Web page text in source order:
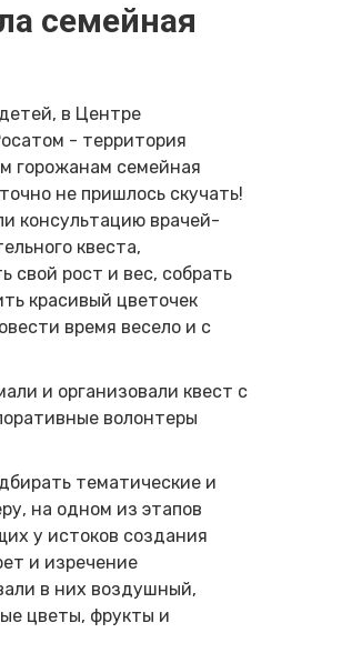
семейная
в Центре
- территория
горожанам семейная
не пришлось скучать!
консультацию врачей-
квеста,
свой рост и вес, собрать
красивый цветочек
время весело и с
и организовали квест с
волонтеры
тематические и
на одном из этапов
у истоков создания
и изречение
в них воздушный,
цветы, фрукты и